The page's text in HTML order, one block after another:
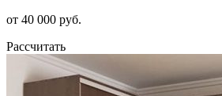
от 40 000 руб.
Рассчитать